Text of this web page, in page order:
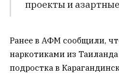
проекты и
Ранее в АФМ сообщили,
наркотиками из Таиланда
подростка в